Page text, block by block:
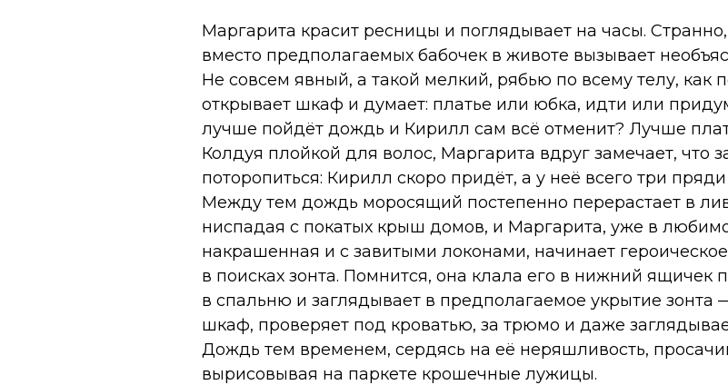
Маргарита красит ресницы и поглядывает на часы.
вместо предполагаемых бабочек в животе вызывает
Не совсем явный, а такой мелкий, рябью по всему телу, как
открывает шкаф и думает: платье или юбка, идти или
лучше пойдёт дождь и Кирилл сам всё отменит? Лучше
Колдуя плойкой для волос, Маргарита вдруг замечает, что
поторопиться: Кирилл скоро придёт, а у неё всего три пряди
Между тем дождь моросящий постепенно перерастает в
ниспадая с покатых крыш домов, и Маргарита, уже в
накрашенная и с завитыми локонами, начинает
в поисках зонта. Помнится, она клала его в нижний ящичек
в спальню и заглядывает в предполагаемое укрытие
шкаф, проверяет под кроватью, за трюмо и даже
Дождь тем временем, сердясь на её неряшливость,
вырисовывая на паркете крошечные лужицы.